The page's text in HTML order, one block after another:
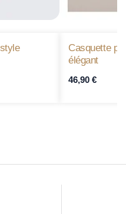
Casquette
élégant
46,90 €